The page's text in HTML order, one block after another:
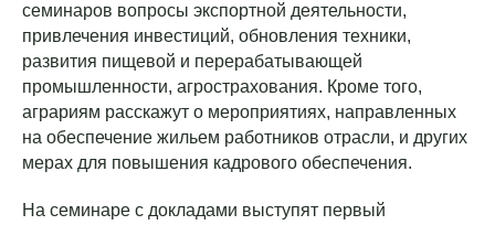
семинаров вопросы экспортной деятельности,
привлечения инвестиций, обновления техники,
развития пищевой и перерабатывающей
промышленности, агрострахования. Кроме того,
аграриям расскажут о мероприятиях, направленных
на обеспечение жильем работников отрасли, и других
мерах для повышения кадрового обеспечения.
На семинаре с докладами выступят первый